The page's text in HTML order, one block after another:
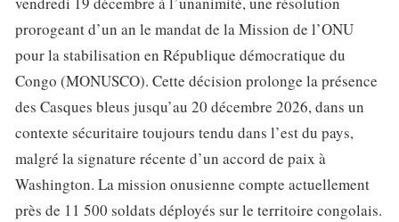
prorogeant d’un an le mandat de la Mission de l’ONU
pour la stabilisation en République démocratique du
Congo (MONUSCO). Cette décision prolonge la présence
des Casques bleus jusqu’au 20 décembre 2026, dans un
contexte sécuritaire toujours tendu dans l’est du pays,
malgré la signature récente d’un accord de paix à
Washington. La mission onusienne compte actuellement
près de 11 500 soldats déployés sur le territoire congolais.